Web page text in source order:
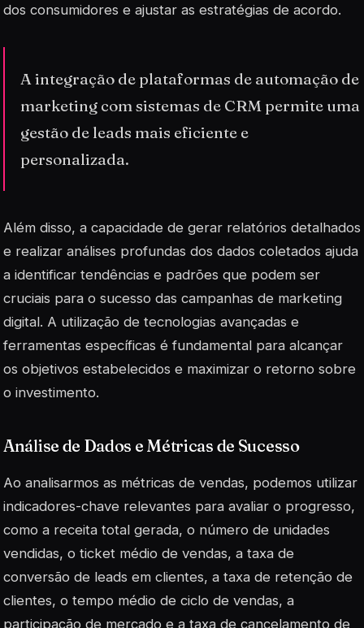
dos consumidores e ajustar as estratégias de acordo.
A integração de plataformas de automação de
marketing com sistemas de CRM permite uma
gestão de leads mais eficiente e
personalizada.
Além disso, a capacidade de gerar relatórios detalhados
e realizar análises profundas dos dados coletados ajuda
a identificar tendências e padrões que podem ser
cruciais para o sucesso das campanhas de marketing
digital. A utilização de tecnologias avançadas e
ferramentas específicas é fundamental para alcançar
os objetivos estabelecidos e maximizar o retorno sobre
o investimento.
Análise de Dados e Métricas de Sucesso
Ao analisarmos as métricas de vendas, podemos utilizar
indicadores-chave relevantes para avaliar o progresso,
como a receita total gerada, o número de unidades
vendidas, o ticket médio de vendas, a taxa de
conversão de leads em clientes, a taxa de retenção de
clientes, o tempo médio de ciclo de vendas, a
participação de mercado e a taxa de cancelamento de